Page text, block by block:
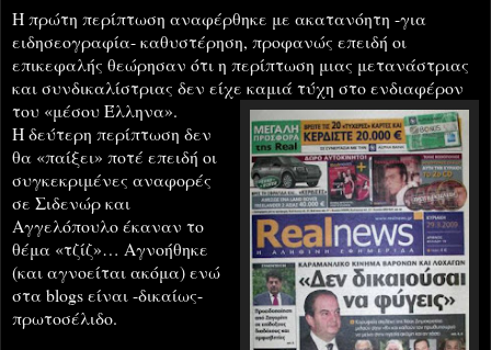
Η πρώτη περίπτωση αναφέρθηκε με ακατανόητη -για
ειδησεογραφία- καθυστέρηση, προφανώς επειδή οι
επικεφαλής θεώρησαν ότι η περίπτωση μιας μετανάστριας
και συνδικαλίστριας δεν είχε καμιά τύχη στο ενδιαφέρον
του «μέσου Έλληνα».
Η δεύτερη περίπτωση δεν
θα «παίξει» ποτέ επειδή οι
συγκεκριμένες αναφορές
σε Σιδενώρ και
Αγγελόπουλο έκαναν το
θέμα «τζίζ»… Αγνοήθηκε
(και αγνοείται ακόμα) ενώ
στα blogs είναι -δικαίως-
πρωτοσέλιδο.